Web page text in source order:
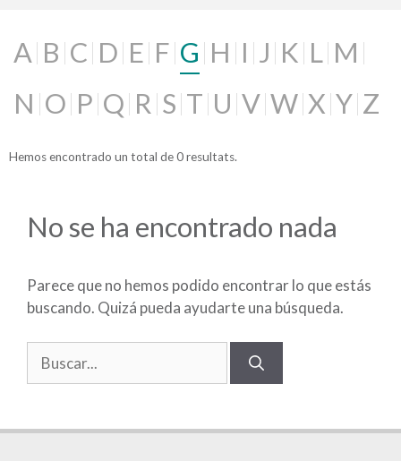
A B C D E F G H I J K L M
N O P Q R S T U V W X Y Z
Hemos encontrado un total de 0 resultats.
No se ha encontrado nada
Parece que no hemos podido encontrar lo que estás
buscando. Quizá pueda ayudarte una búsqueda.